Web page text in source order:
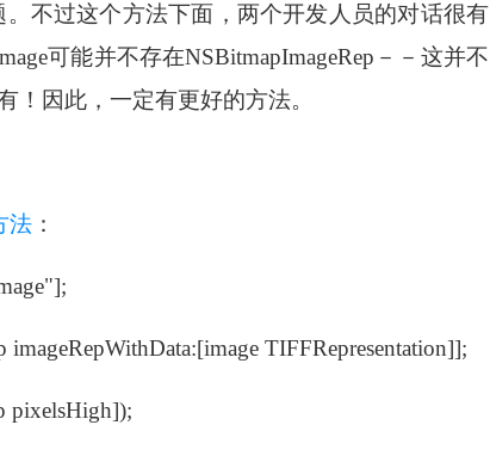
不过这个方法下面，两个开发人员的对话很有
可能并不存在NSBitmapImageRep－－这并不
！因此，一定有更好的方法。
法 ：
TIFFRepresentation]];
pixelsHigh]);